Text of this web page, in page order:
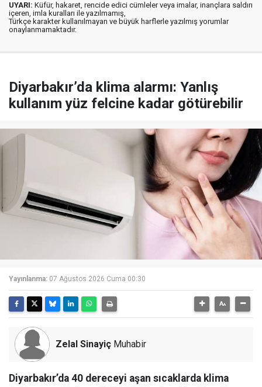
UYARI: Küfür, hakaret, rencide edici cümleler veya imalar, inançlara saldırı
içeren, imla kuralları ile yazılmamış,
Türkçe karakter kullanılmayan ve büyük harflerle yazılmış yorumlar
onaylanmamaktadır.
Diyarbakır’da klima alarmı: Yanlış
kullanım yüz felcine kadar götürebilir
Yayınlanma: 07 Ağustos 2026 Cuma 00:30
Zelal Sinayiç Muhabir
Diyarbakır’da 40 dereceyi aşan sıcaklarda klima